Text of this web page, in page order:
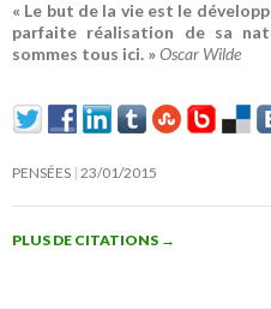
« Le but de la vie est le
parfaite réalisation de sa
sommes tous ici. »Oscar Wilde
PENSÉES 23/01/2015
PLUS DE CITATIONS →